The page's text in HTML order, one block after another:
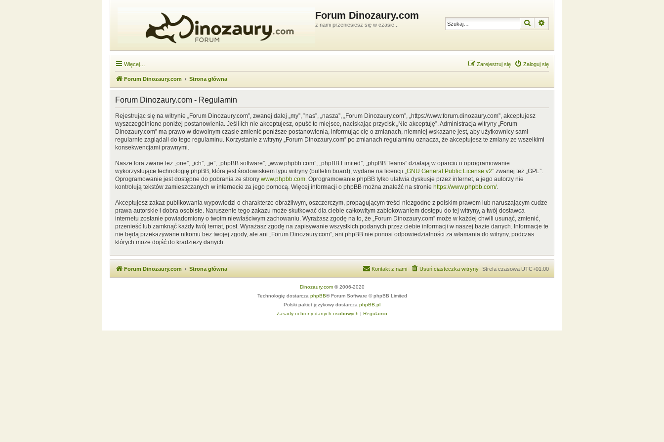
Forum Dinozaury.com
z nami przeniesiesz się w czasie... Szukaj
Więcej… Zaloguj się
Zarejestruj się
Forum Dinozaury.com Strona główna
Forum Dinozaury.com - Regulamin
Rejestrując się na witrynie „Forum Dinozaury.com”, zwanej dalej „my”, ”nas”, „nasza”, „Forum Dinozaury.com”, „https://www.forum.dinozaury.com”, akceptujesz
wyszczególnione poniżej postanowienia. Jeśli ich nie akceptujesz, opuść to miejsce, naciskając przycisk „Nie akceptuję”. Administracja witryny „Forum
Dinozaury.com” ma prawo w dowolnym czasie zmienić poniższe postanowienia, informując cię o zmianach, niemniej wskazane jest, aby użytkownicy sami
regularnie zaglądali do tego regulaminu. Korzystanie z witryny „Forum Dinozaury.com” po zmianach regulaminu oznacza, że akceptujesz te zmiany ze wszelkimi
konsekwencjami prawnymi.
Nasze fora zwane też „one”, „ich”, „je”, „phpBB software”, „www.phpbb.com”, „phpBB Limited”, „phpBB Teams” działają w oparciu o oprogramowanie
wykorzystujące technologię phpBB, która jest środowiskiem typu witryny (bulletin board), wydane na licencji „GNU General Public License v2” zwanej też „GPL”.
Oprogramowanie jest dostępne do pobrania ze strony www.phpbb.com. Oprogramowanie phpBB tylko ułatwia dyskusje przez internet, a jego autorzy nie
kontrolują tekstów zamieszczanych w internecie za jego pomocą. Więcej informacji o phpBB można znaleźć na stronie https://www.phpbb.com/.
Akceptujesz zakaz publikowania wypowiedzi o charakterze obraźliwym, oszczerczym, propagującym treści niezgodne z polskim prawem lub naruszającym cudze
prawa autorskie i dobra osobiste. Naruszenie tego zakazu może skutkować dla ciebie całkowitym zablokowaniem dostępu do tej witryny, a twój dostawca
internetu zostanie powiadomiony o twoim niewłaściwym zachowaniu. Wyrażasz zgodę na to, że „Forum Dinozaury.com” może w każdej chwili usunąć, zmienić,
przenieść lub zamknąć każdy twój temat, post. Wyrażasz zgodę na zapisywanie wszystkich podanych przez ciebie informacji w naszej bazie danych. Informacje te
nie będą przekazywane nikomu bez twojej zgody, ale ani „Forum Dinozaury.com”, ani phpBB nie ponosi odpowiedzialności za włamania do witryny, podczas
których może dojść do kradzieży danych.
Forum Dinozaury.com Strona główna Strefa czasowa UTC+01:00
Usuń ciasteczka witryny
Kontakt z nami
Dinozaury.com© 2006-2020
Technologię dostarcza phpBB® Forum Software © phpBB Limited
Polski pakiet językowy dostarcza phpBB.pl
Zasady ochrony danych osobowych | Regulamin